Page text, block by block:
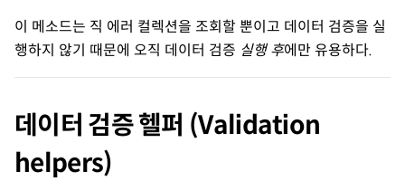
이 메소드는 직 에러 컬렉션을 조회할 뿐이고 데이터 검증을 실
행하지 않기 때문에 오직 데이터 검증 실행 후에만 유용하다.
데이터 검증 헬퍼 (Validation
helpers)